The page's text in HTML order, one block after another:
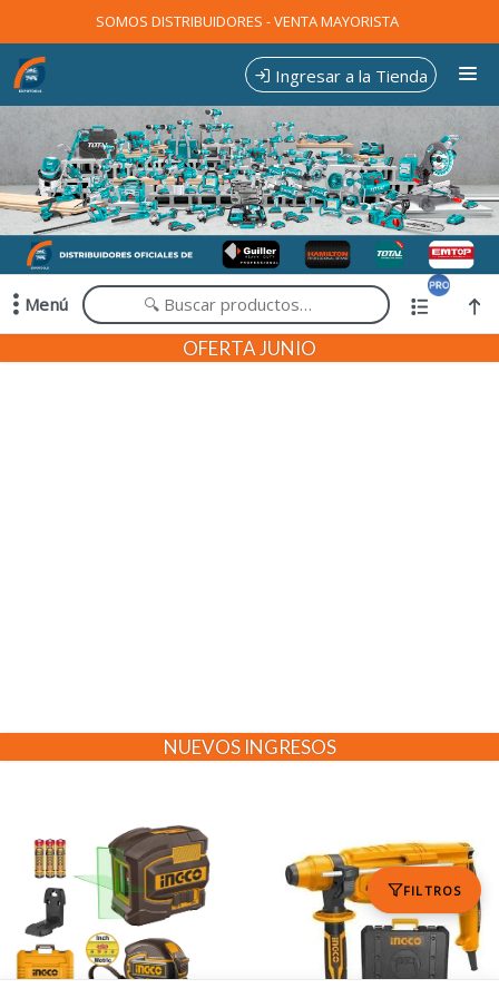
SOMOS DISTRIBUIDORES - VENTA MAYORISTA
Ingresar a la Tienda
CÓMO COMPRAR
CONTACTO
Menú
Comprá online productos de en EXPOTOOLS
FILTROS
OFERTA JUNIO
NUEVOS INGRESOS